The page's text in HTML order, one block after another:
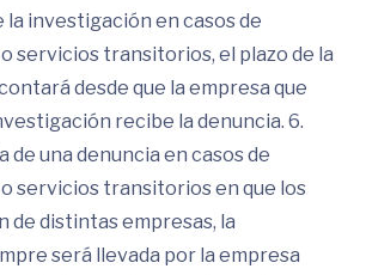
la investigación en casos de
servicios transitorios, el plazo de la
desde que la empresa que
recibe la denuncia. 6.
una denuncia en casos de
servicios transitorios en que los
de distintas empresas, la
será llevada por la empresa